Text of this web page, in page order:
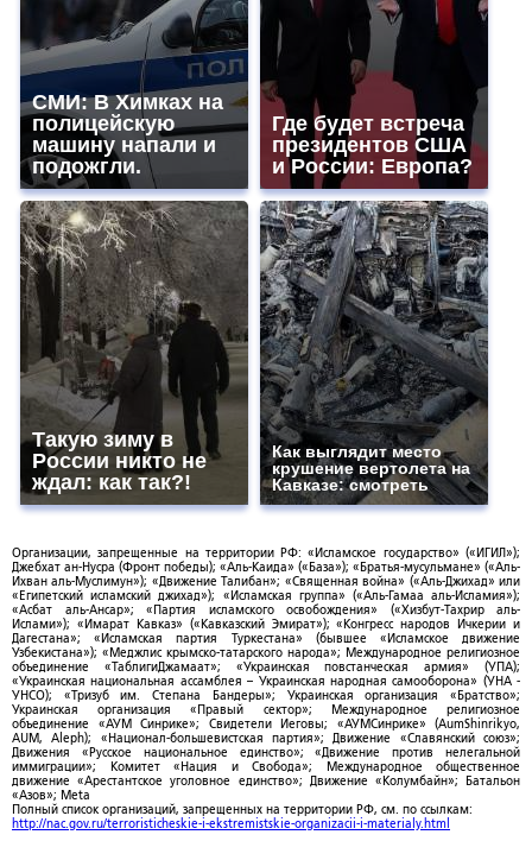
СМИ: В Химках на
полицейскую
машину напали и
подожгли.
Где будет встреча
президентов США
и России: Европа?
Такую зиму в
России никто не
ждал: как так?!
Как выглядит место
крушение вертолета на
Кавказе: смотреть
Организации, запрещенные на территории РФ: «Исламское государство» («ИГИЛ»);
Джебхат ан-Нусра (Фронт победы); «Аль-Каида» («База»); «Братья-мусульмане» («Аль-
Ихван аль-Муслимун»); «Движение Талибан»; «Священная война» («Аль-Джихад» или
«Египетский исламский джихад»); «Исламская группа» («Аль-Гамаа аль-Исламия»);
«Асбат аль-Ансар»; «Партия исламского освобождения» («Хизбут-Тахрир аль-
Ислами»); «Имарат Кавказ» («Кавказский Эмират»); «Конгресс народов Ичкерии и
Дагестана»; «Исламская партия Туркестана» (бывшее «Исламское движение
Узбекистана»); «Меджлис крымско-татарского народа»; Международное религиозное
объединение «ТаблигиДжамаат»; «Украинская повстанческая армия» (УПА);
«Украинская национальная ассамблея – Украинская народная самооборона» (УНА -
УНСО); «Тризуб им. Степана Бандеры»; Украинская организация «Братство»;
Украинская организация «Правый сектор»; Международное религиозное
объединение «АУМ Синрике»; Свидетели Иеговы; «АУМСинрике» (AumShinrikyo,
AUM, Aleph); «Национал-большевистская партия»; Движение «Славянский союз»;
Движения «Русское национальное единство»; «Движение против нелегальной
иммиграции»; Комитет «Нация и Свобода»; Международное общественное
движение «Арестантское уголовное единство»; Движение «Колумбайн»; Батальон
«Азов»; Meta
Полный список организаций, запрещенных на территории РФ, см. по ссылкам:
http://nac.gov.ru/terroristicheskie-i-ekstremistskie-organizacii-i-materialy.html